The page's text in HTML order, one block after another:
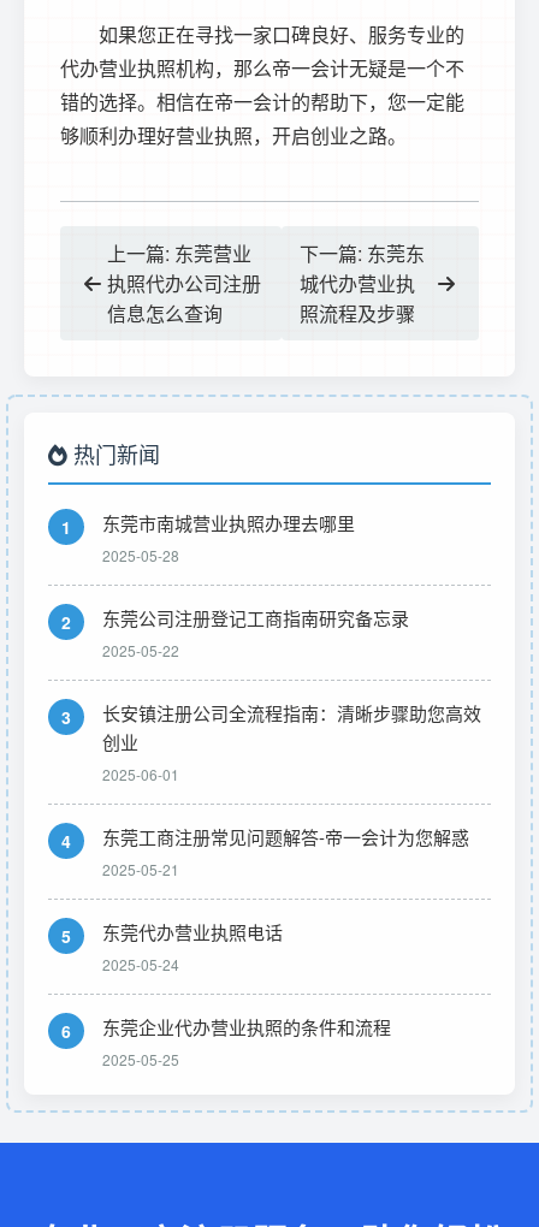
如果您正在寻找一家口碑良好、服务专业的
代办营业执照机构，那么帝一会计无疑是一个不
错的选择。相信在帝一会计的帮助下，您一定能
够顺利办理好营业执照，开启创业之路。
上一篇: 东莞营业
执照代办公司注册
信息怎么查询
下一篇: 东莞东
城代办营业执
照流程及步骤
热门新闻
1 东莞市南城营业执照办理去哪里
2025-05-28
2 东莞公司注册登记工商指南研究备忘录
2025-05-22
3
长安镇注册公司全流程指南：清晰步骤助您高效
创业
2025-06-01
4 东莞工商注册常见问题解答-帝一会计为您解惑
2025-05-21
5 东莞代办营业执照电话
2025-05-24
6 东莞企业代办营业执照的条件和流程
2025-05-25